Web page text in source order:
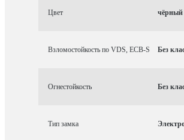
Цвет чёрный
Взломостойкость по VDS, ECB-S Без
Огнестойкость Без
Тип замка